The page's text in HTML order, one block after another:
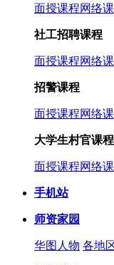
面授课程网络
社工招聘课程
面授课程网络
招警课程
面授课程网络
大学生村官课程
面授课程网络
手机站
师资家园
华图人物 各地